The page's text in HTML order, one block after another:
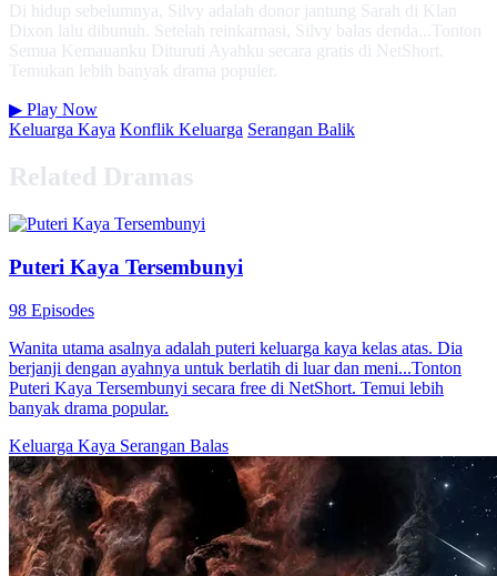
Di hidup sebelumnya, Silvy adalah donor jantung Sarah di Klan
Dixon lalu dibunuh. Setelah reinkarnasi, Silvy balas denda...Tonton
Semua Kemauanku Dituruti Ayahku secara gratis di NetShort.
Temukan lebih banyak drama populer.
▶ Play Now
Keluarga Kaya Konflik Keluarga Serangan Balik
Related Dramas
Puteri Kaya Tersembunyi
98 Episodes
Wanita utama asalnya adalah puteri keluarga kaya kelas atas. Dia
berjanji dengan ayahnya untuk berlatih di luar dan meni...Tonton
Puteri Kaya Tersembunyi secara free di NetShort. Temui lebih
banyak drama popular.
Keluarga Kaya Serangan Balas